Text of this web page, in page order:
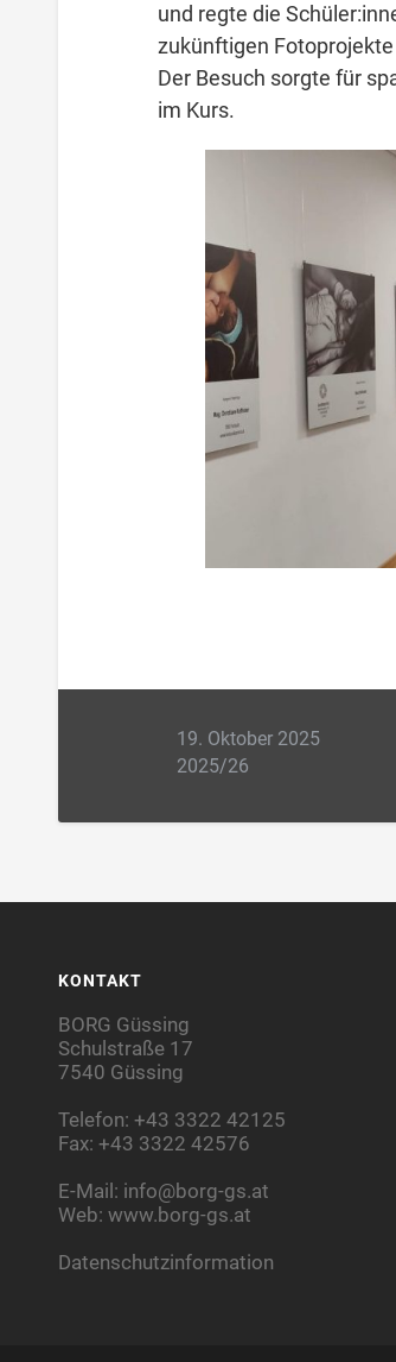
und regte die
zukünftigen
Der Besuch sorgte für
im Kurs.
19. Oktober 2025
2025/26
KONTAKT
BORG Güssing
Schulstraße 17
7540 Güssing
Telefon: +43 3322 42125
Fax: +43 3322 42576
E-Mail: info@borg-gs.at
Web: www.borg-gs.at
Datenschutzinformation